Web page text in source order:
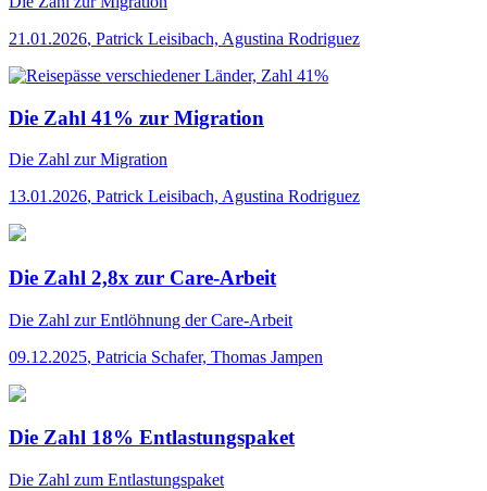
21.01.2026, Patrick Leisibach, Agustina Rodriguez
Die Zahl 41% zur Migration
Die Zahl zur Migration
13.01.2026, Patrick Leisibach, Agustina Rodriguez
Die Zahl 2,8x zur Care-Arbeit
Die Zahl zur Entlöhnung der Care-Arbeit
09.12.2025, Patricia Schafer, Thomas Jampen
Die Zahl 18% Entlastungspaket
Die Zahl zum Entlastungspaket